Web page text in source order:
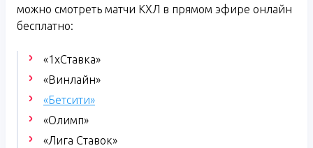
можно смотреть матчи КХЛ в прямом эфире онлайн
бесплатно:
«1хСтавка»
«Винлайн»
«Бетсити»
«Олимп»
«Лига Ставок»